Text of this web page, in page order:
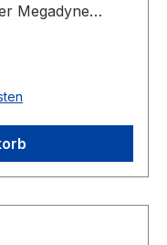
Megadyne